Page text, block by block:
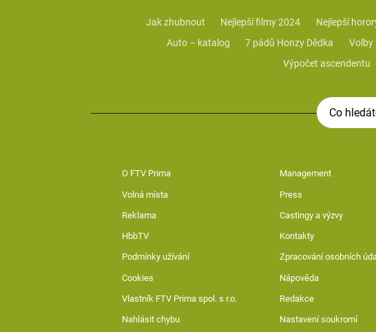
Jak zhubnout Nejlepší filmy 2024 Nejlepší
Auto – katalog
7 pádů Honzy Dědka Volby
Výpočet ascendentu
O FTV Prima Management
Volná místa Press
Reklama Castingy a výzvy
HbbTV Kontakty
Podmínky užívání Zpracování osobních
Cookies Nápověda
Vlastník FTV Prima spol. s r.o. Redakce
Nahlásit chybu Nastavení soukromí